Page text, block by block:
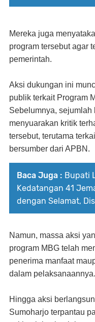
Mereka juga
program tersebut agar
pemerintah.
Aksi dukungan ini
publik terkait Program
Sebelumnya,
menyuarakan kritik
tersebut, terutama
bersumber dari APBN.
Baca Juga : Bupati
Kedatangan 41
dengan Selamat,
Namun, massa aksi
program MBG telah
penerima manfaat
dalam pelaksanaannya.
Hingga aksi
Sumoharjo terpantau